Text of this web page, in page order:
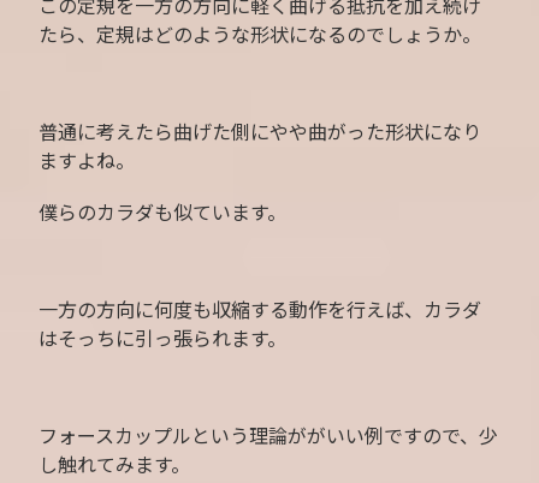
この定規を一方の方向に軽く曲げる抵抗を加え続け
たら、定規はどのような形状になるのでしょうか。
普通に考えたら曲げた側にやや曲がった形状になり
ますよね。
僕らのカラダも似ています。
一方の方向に何度も収縮する動作を行えば、カラダ
はそっちに引っ張られます。
フォースカップルという理論ががいい例ですので、少
し触れてみます。